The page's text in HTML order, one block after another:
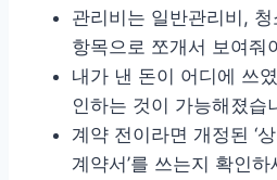
관리비는 일반관리비,
항목으로 쪼개서 보여줘
내가 낸 돈이 어디에 쓰
인하는 것이 가능해졌습
계약 전이라면 개정된 ‘
계약서’를 쓰는지 확인하